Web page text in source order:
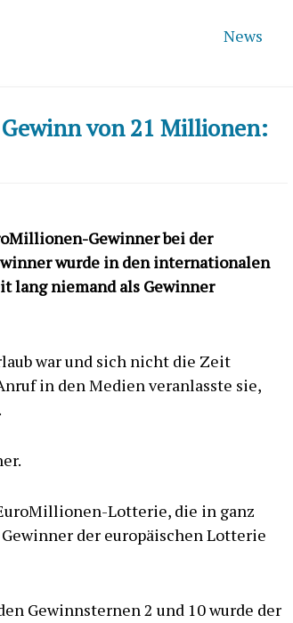
News
von 21 Millionen:
Gewinner bei der
wurde in den internationalen
lang niemand als Gewinner
war und sich nicht die Zeit
in den Medien veranlasste sie,
Lotterie, die in ganz
der europäischen Lotterie
Gewinnsternen 2 und 10 wurde der